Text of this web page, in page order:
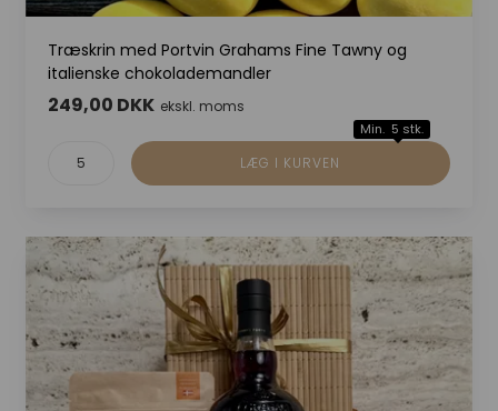
Træskrin med Portvin Grahams Fine Tawny og
italienske chokolademandler
249,00 DKK ekskl. moms
Min. 5 stk.